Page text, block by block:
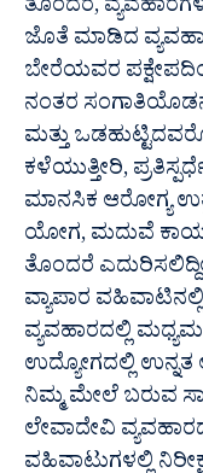
ತೊಂದರೆ,
ಜೊತೆ ಮಾಡಿದ
ಬೇರೆಯವರ
ನಂತರ ಸಂಗಾತಿಯೊಡನೆ
ಮತ್ತು
ಕಳೆಯುತ್ತೀರಿ,
ಮಾನಸಿಕ ಆರೋಗ್ಯ
ಯೋಗ, ಮದುವೆ
ತೊಂದರೆ
ವ್ಯಾಪಾರ
ವ್ಯವಹಾರದಲ್ಲಿ
ಉದ್ಯೋಗದಲ್ಲಿ ಉನ್ನತ
ನಿಮ್ಮ ಮೇಲೆ ಬರುವ
ಲೇವಾದೇವಿ
ವಹಿವಾಟುಗಳಲ್ಲಿ